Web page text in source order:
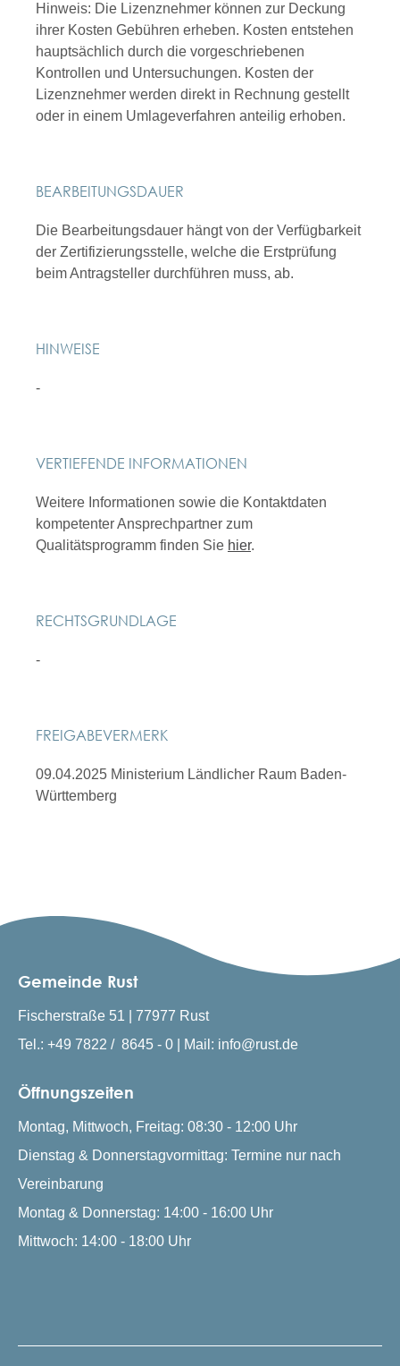
Hinweis: Die Lizenznehmer können zur Deckung
ihrer Kosten Gebühren erheben. Kosten entstehen
hauptsächlich durch die vorgeschriebenen
Kontrollen und Untersuchungen. Kosten der
Lizenznehmer werden direkt in Rechnung gestellt
oder in einem Umlageverfahren anteilig erhoben.
BEARBEITUNGSDAUER
Die Bearbeitungsdauer hängt von der Verfügbarkeit
der Zertifizierungsstelle, welche die Erstprüfung
beim Antragsteller durchführen muss, ab.
HINWEISE
-
VERTIEFENDE INFORMATIONEN
Weitere Informationen sowie die Kontaktdaten
kompetenter Ansprechpartner zum
Qualitätsprogramm finden Sie hier.
RECHTSGRUNDLAGE
-
FREIGABEVERMERK
09.04.2025 Ministerium Ländlicher Raum Baden-
Württemberg
Gemeinde Rust
Fischerstraße 51 | 77977 Rust
Tel.: +49 7822 / 8645 - 0 | Mail: info@rust.de
Öffnungszeiten
Montag, Mittwoch, Freitag: 08:30 - 12:00 Uhr
Dienstag & Donnerstagvormittag: Termine nur nach
Vereinbarung
Montag & Donnerstag: 14:00 - 16:00 Uhr
Mittwoch: 14:00 - 18:00 Uhr